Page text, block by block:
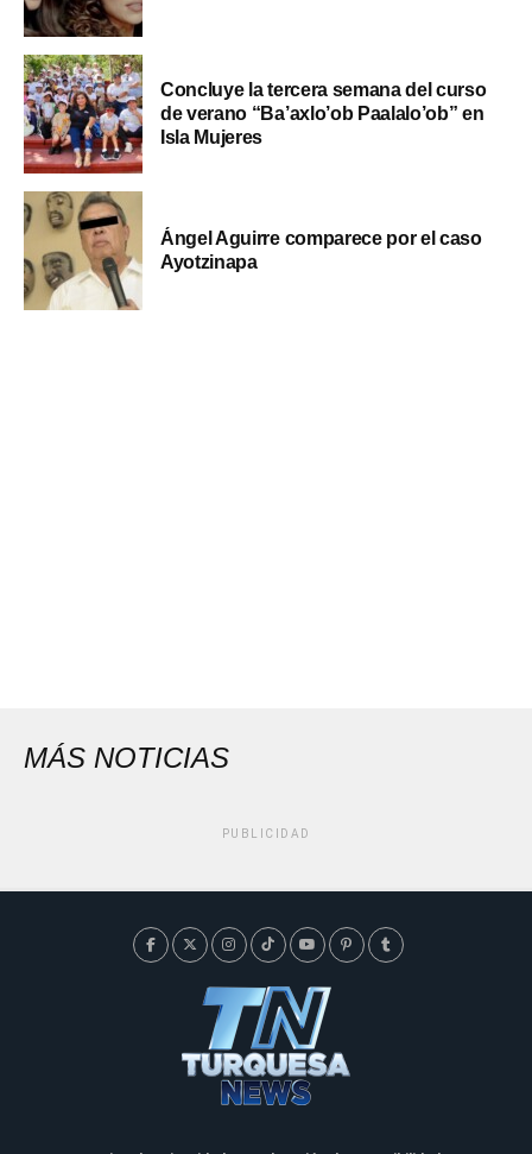
Concluye la tercera semana del curso
de verano “Ba’axlo’ob Paalalo’ob” en
Isla Mujeres
Ángel Aguirre comparece por el caso
Ayotzinapa
MÁS NOTICIAS
PUBLICIDAD